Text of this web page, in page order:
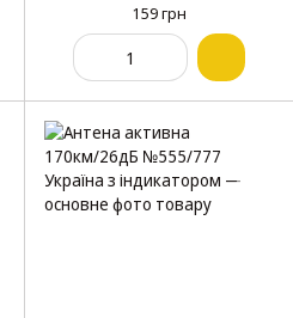
(Volcano) 35см
159 грн